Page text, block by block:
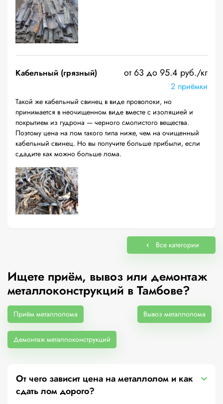
Кабельный (грязный) от 63 до 95.4 руб./кг
2 приёмки
Такой же кабельный свинец в виде проволоки, но
принимается в неочищенном виде вместе с изоляцией и
покрытием из гудрона — черного смолистого вещества.
Поэтому цена на лом такого типа ниже, чем на очищенный
кабельный свинец. Но вы получите больше прибыли, если
сдадите как можно больше лома.
Все категории
Ищете приём, вывоз или демонтаж
металлоконструкций в Тамбове?
Приём металлолома Вывоз металлолома
Демонтаж металлоконструкций
От чего зависит цена на металлолом и как
сдать лом дорого?